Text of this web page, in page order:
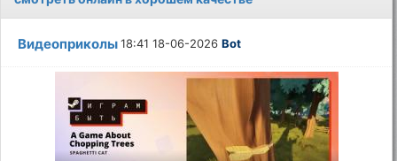
Видеоприколы18:41 18-06-2026Bot